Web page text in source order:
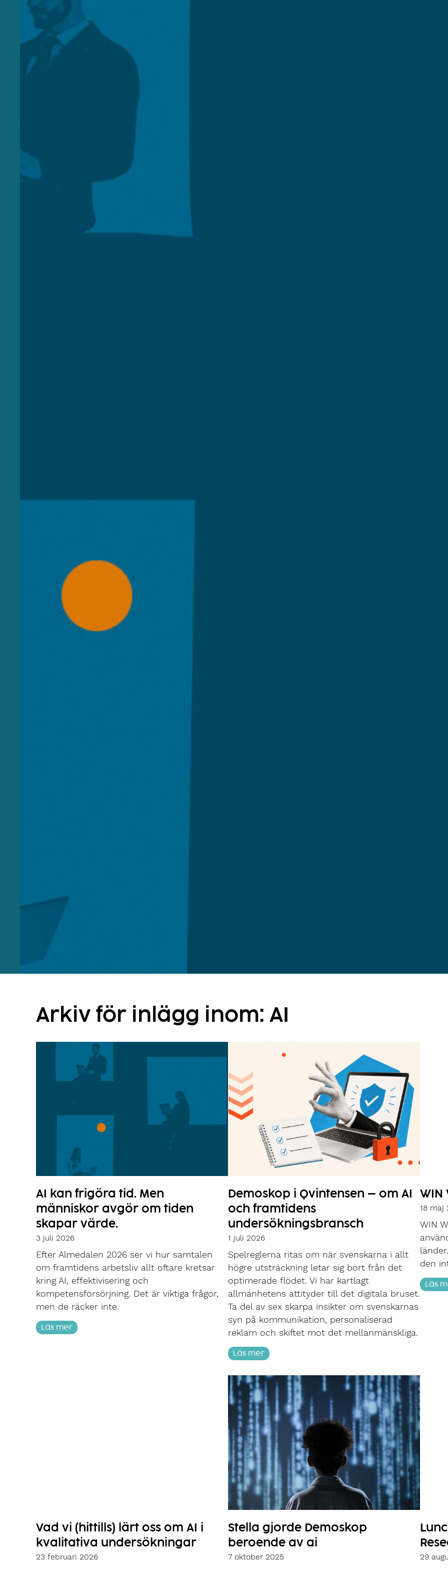
Arkiv för inlägg inom: AI
AI kan frigöra tid. Men
människor avgör om tiden
skapar värde.
3 juli 2026
Efter Almedalen 2026 ser vi hur samtalen
om framtidens arbetsliv allt oftare kretsar
kring AI, effektivisering och
kompetensförsörjning. Det är viktiga frågor,
men de räcker inte.
Läs mer
Demoskop i Qvintensen – om AI
och framtidens
undersökningsbransch
1 juli 2026
Spelreglerna ritas om när svenskarna i allt
högre utsträckning letar sig bort från det
optimerade flödet. Vi har kartlagt
allmänhetens attityder till det digitala bruset.
Ta del av sex skarpa insikter om svenskarnas
syn på kommunikation, personaliserad
reklam och skiftet mot det mellanmänskliga.
Läs mer
WIN
18 maj
WIN
den
Läs
Vad vi (hittills) lärt oss om AI i
kvalitativa undersökningar
23 februari 2026
Stella gjorde Demoskop
beroende av ai
7 oktober 2025 29